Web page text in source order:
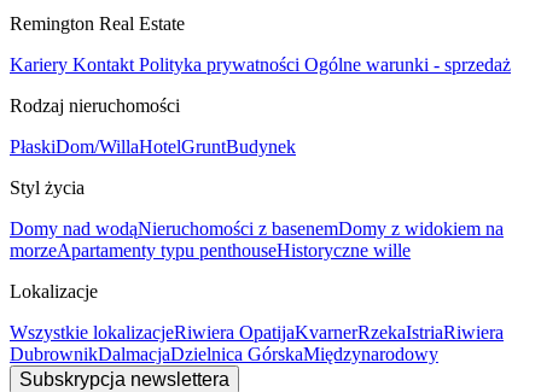
Remington Real Estate
Kariery Kontakt Polityka prywatności Ogólne warunki - sprzedaż
Rodzaj nieruchomości
PłaskiDom/WillaHotelGruntBudynek
Styl życia
Domy nad wodąNieruchomości z basenemDomy z widokiem na
morzeApartamenty typu penthouseHistoryczne wille
Lokalizacje
Wszystkie lokalizacjeRiwiera OpatijaKvarnerRzekaIstriaRiwiera
DubrownikDalmacjaDzielnica GórskaMiędzynarodowy
Subskrypcja newslettera